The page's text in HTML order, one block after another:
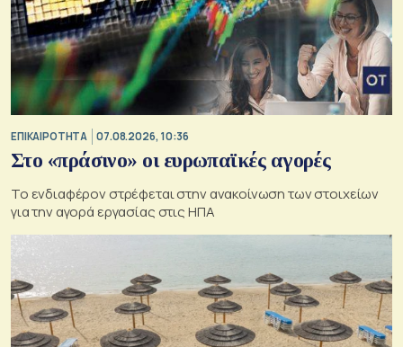
ΕΠΙΚΑΙΡΟΤΗΤΑ 07.08.2026, 10:36
Στο «πράσινο» οι ευρωπαϊκές αγορές
Το ενδιαφέρον στρέφεται στην ανακοίνωση των στοιχείων
για την αγορά εργασίας στις ΗΠΑ